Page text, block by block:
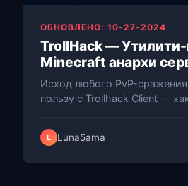
ОБНОВЛЕНО: 10-27-2024
TrollHack —
Minecraft анархи
Исход любого PvP-
пользу с Trollhack Client —
серверах версии 1.12.2. Прев…
L Luna5ama